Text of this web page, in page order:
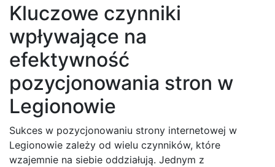
Kluczowe czynniki
wpływające na
efektywność
pozycjonowania stron w
Legionowie
Sukces w pozycjonowaniu strony internetowej w
Legionowie zależy od wielu czynników, które
wzajemnie na siebie oddziałują. Jednym z